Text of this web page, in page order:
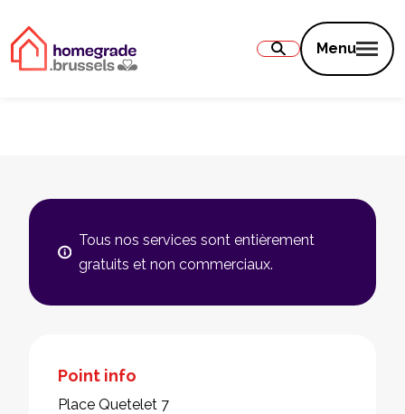
Menu
Tous nos services sont entièrement
gratuits et non commerciaux.
Point info
Place Quetelet 7